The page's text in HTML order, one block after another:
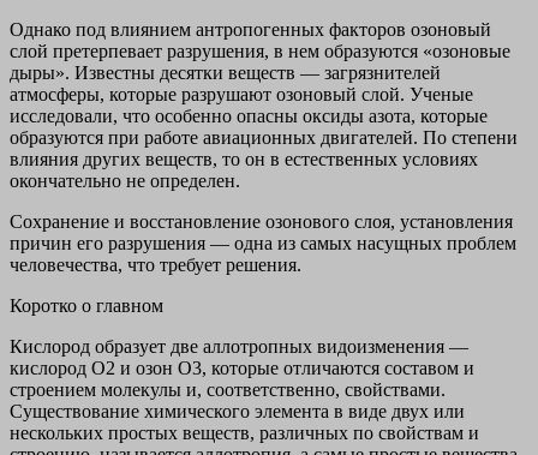
Однако под влиянием антропогенных факторов озоновый
слой претерпевает разрушения, в нем образуются «озоновые
дыры». Известны десятки веществ — загрязнителей
атмосферы, которые разрушают озоновый слой. Ученые
исследовали, что особенно опасны оксиды азота, которые
образуются при работе авиационных двигателей. По степени
влияния других веществ, то он в естественных условиях
окончательно не определен.
Сохранение и восстановление озонового слоя, установления
причин его разрушения — одна из самых насущных проблем
человечества, что требует решения.
Коротко о главном
Кислород образует две аллотропных видоизменения —
кислород О2 и озон О3, которые отличаются составом и
строением молекулы и, соответственно, свойствами.
Существование химического элемента в виде двух или
нескольких простых веществ, различных по свойствам и